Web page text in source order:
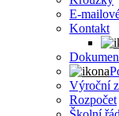
E-
Kontakt
Výroční
Rozpočet